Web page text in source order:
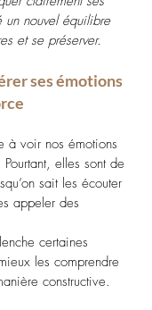
un nouvel équilibre
et se préserver.
ses émotions
à voir nos émotions
elles sont de
sait les écouter
appeler des
certaines
les comprendre
constructive.